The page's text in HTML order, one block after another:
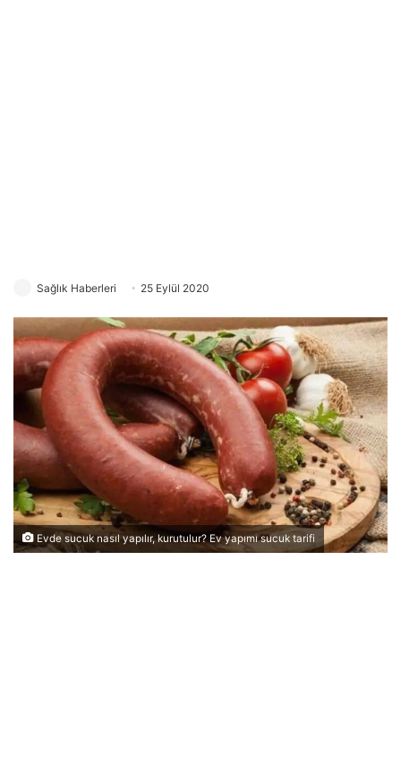
Sağlık Haberleri 25 Eylül 2020
Evde sucuk nasıl yapılır, kurutulur? Ev yapımı sucuk tarifi